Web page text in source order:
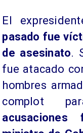
El
pasado fue
de asesinato.
fue atacado
hombres
complot